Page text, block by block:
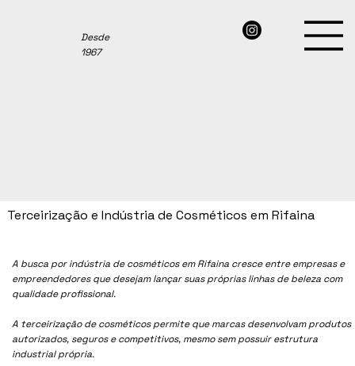
Desde
1967
A busca por indústria de cosméticos emRifaina cresce entre empresas e
empreendedores que desejam lançar suas próprias linhas de beleza com
qualidade profissional.
A terceirização de cosméticos permite que marcas desenvolvam produtos
autorizados, seguros e competitivos, mesmo sem possuir estrutura
industrial própria.
Terceirização e Indústria de Cosméticos em Rifaina